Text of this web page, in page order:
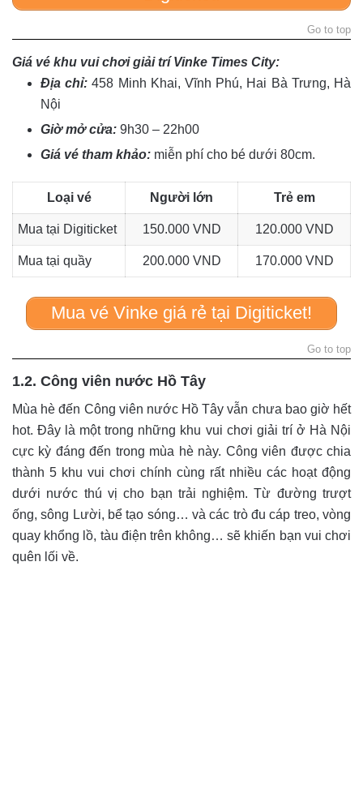
Go to top
Giá vé khu vui chơi giải trí Vinke Times City:
Địa chỉ:458 Minh Khai, Vĩnh Phú, Hai Bà Trưng, Hà
Nội
Giờ mở cửa: 9h30 – 22h00
Giá vé tham khảo: miễn phí cho bé dưới 80cm.
Loại vé Người lớn Trẻ em
Mua tại Digiticket 150.000 VND 120.000 VND
Mua tại quầy 200.000 VND 170.000 VND
Mua vé Vinke giá rẻ tại Digiticket!
Go to top
1.2. Công viên nước Hồ Tây
Mùa hè đến Công viên nước Hồ Tây vẫn chưa bao giờ hết
hot. Đây là một trong những khu vui chơi giải trí ở Hà Nội
cực kỳ đáng đến trong mùa hè này. Công viên được chia
thành 5 khu vui chơi chính cùng rất nhiều các hoạt động
dưới nước thú vị cho bạn trải nghiệm. Từ đường trượt
ống, sông Lười, bể tạo sóng… và các trò đu cáp treo, vòng
quay khổng lồ, tàu điện trên không… sẽ khiến bạn vui chơi
quên lối về.